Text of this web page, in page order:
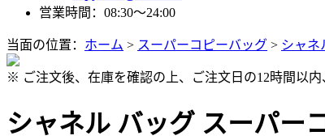
営業時間：08:30～24:00
当面の位置： ホーム > スーパーコピーバッグ > シャネ
※ ご注文後、在庫を確認の上、ご注文日の12時間以
シャネル バッグ スーパー